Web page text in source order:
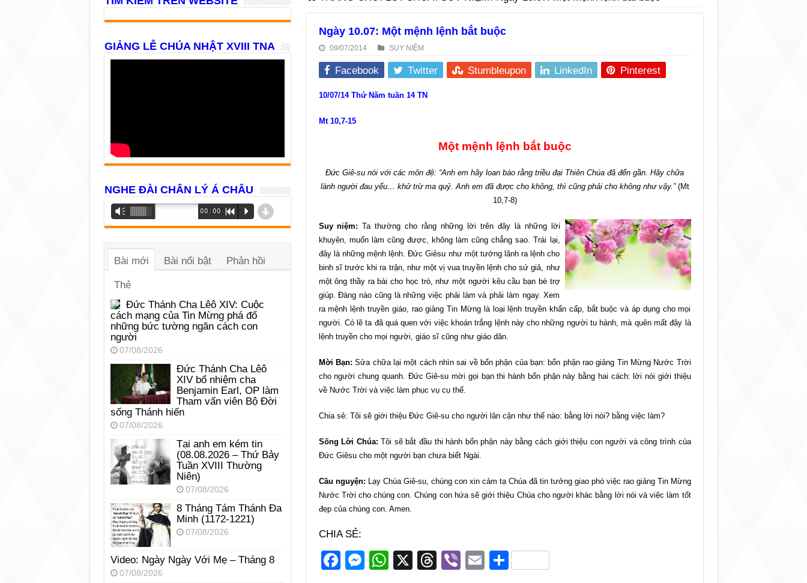
Ngày 10.07: Một mệnh lệnh bắt buộc
09/07/2014 SUY NIỆM
Facebook Twitter Stumbleupon LinkedIn Pinterest
10/07/14 Thứ Năm tuần 14 TN
Mt 10,7-15
Một mệnh lệnh bắt buộc
Đức Giê-su nói với các môn đệ: “Anh em hãy loan báo rằng triều đại Thiên Chúa đã đến gần. Hãy chữa
lành người đau yếu… khử trừ ma quỷ. Anh em đã được cho không, thì cũng phải cho không như vậy.”(Mt
10,7-8)
Suy niệm:Ta thường cho rằng những lời trên đây là những lời
khuyên, muốn làm cũng được, không làm cũng chẳng sao. Trái lại,
đây là những mệnh lệnh. Đức Giêsu như một tướng lãnh ra lệnh cho
binh sĩ trước khi ra trận, như một vị vua truyền lệnh cho sứ giả, như
một ông thầy ra bài cho học trò, như một người kêu cầu bạn bè trợ
giúp. Đàng nào cũng là những việc phải làm và phải làm ngay. Xem
ra mệnh lệnh truyền giáo, rao giảng Tin Mừng là loại lệnh truyền khẩn cấp, bắt buộc và áp dụng cho mọi
người. Có lẽ ta đã quá quen với việc khoán trắng lệnh này cho những người tu hành, mà quên mất đây là
lệnh truyền cho mọi người, giáo sĩ cũng như giáo dân.
Mời Bạn:Sửa chữa lại một cách nhìn sai về bổn phận của bạn: bổn phận rao giảng Tin Mừng Nước Trời
cho người chung quanh. Đức Giê-su mời gọi bạn thi hành bổn phận này bằng hai cách: lời nói giới thiệu
về Nước Trời và việc làm phục vụ cụ thể.
Chia sẻ: Tôi sẽ giới thiệu Đức Giê-su cho người lân cận như thế nào: bằng lời nói? bằng việc làm?
Sống Lời Chúa:Tôi sẽ bắt đầu thi hành bổn phận này bằng cách giới thiệu con người và công trình của
Đức Giêsu cho một người bạn chưa biết Ngài.
Cầu nguyện: Lạy Chúa Giê-su, chúng con xin cảm tạ Chúa đã tin tưởng giao phó việc rao giảng Tin Mừng
Nước Trời cho chúng con. Chúng con hứa sẽ giới thiệu Chúa cho người khác bằng lời nói và việc làm tốt
đẹp của chúng con. Amen.
CHIA SẺ:
F
M
W
X
T
Vi
E S
GIẢNG LỄ CHÚA NHẬT XVIII TNA
NGHE ĐÀI CHÂN LÝ Á CHÂU
Trình
phát
âm
Vm 00:00 R P d
Bài mới Bài nổi bật Phản hồi
Thẻ
Đức Thánh Cha Lêô XIV: Cuộc
cách mạng của Tin Mừng phá đổ
những bức tường ngăn cách con
người
07/08/2026
Đức Thánh Cha Lêô
XIV bổ nhiệm cha
Benjamin Earl, OP làm
Tham vấn viên Bộ Đời
sống Thánh hiến
07/08/2026
Tại anh em kém tin
(08.08.2026 – Thứ Bảy
Tuần XVIII Thường
Niên)
07/08/2026
8 Tháng Tám Thánh Ða
Minh (1172-1221)
07/08/2026
Video: Ngày Ngày Với Mẹ – Tháng 8
07/08/2026